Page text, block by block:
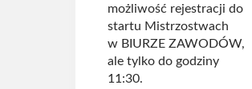
możliwość rejestracji do
startu Mistrzostwach
w BIURZE ZAWODÓW,
ale tylko do godziny
11:30.